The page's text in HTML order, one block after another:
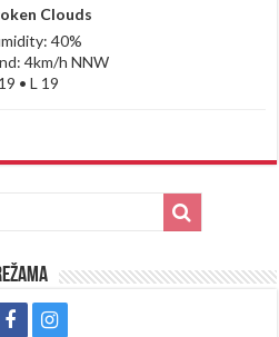
Clouds
40%
4km/h NNW
• L 19